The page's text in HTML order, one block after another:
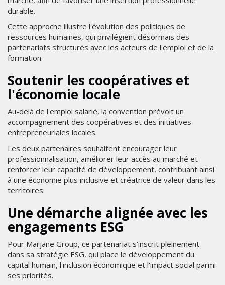
durable.
Cette approche illustre l'évolution des politiques de
ressources humaines, qui privilégient désormais des
partenariats structurés avec les acteurs de l'emploi et de la
formation.
Soutenir les coopératives et
l'économie locale
Au-delà de l'emploi salarié, la convention prévoit un
accompagnement des coopératives et des initiatives
entrepreneuriales locales.
Les deux partenaires souhaitent encourager leur
professionnalisation, améliorer leur accès au marché et
renforcer leur capacité de développement, contribuant ainsi
à une économie plus inclusive et créatrice de valeur dans les
territoires.
Une démarche alignée avec les
engagements ESG
Pour Marjane Group, ce partenariat s'inscrit pleinement
dans sa stratégie ESG, qui place le développement du
capital humain, l'inclusion économique et l'impact social parmi
ses priorités.